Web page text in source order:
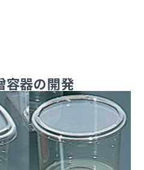
容器の開発